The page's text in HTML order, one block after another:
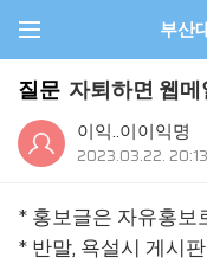
부산
질문 자퇴하면 웹
이익..이이익명
2023.03.22. 20:13
* 홍보글은 자유홍보
* 반말, 욕설시 게시